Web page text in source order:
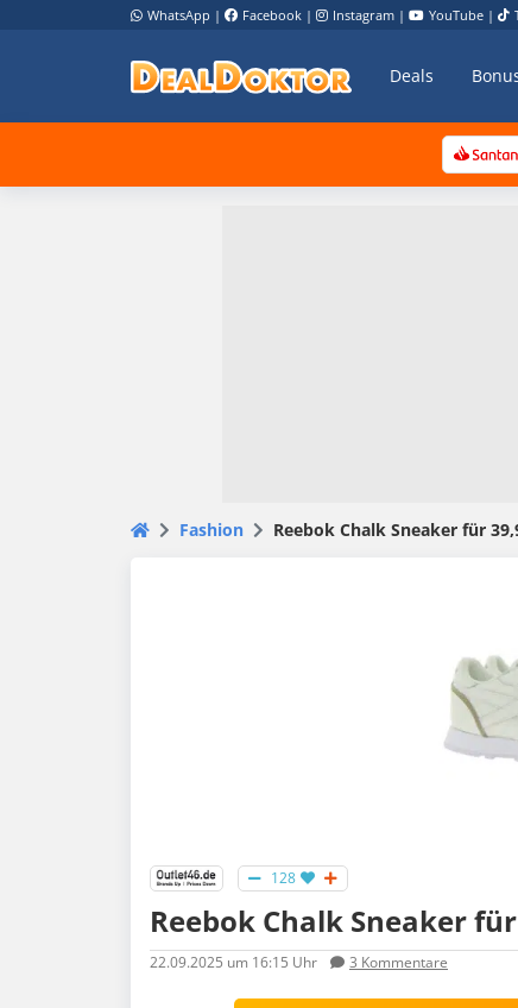
WhatsApp | Facebook | Instagram | YouTube |
Deals
Fashion Reebok Chalk Sneaker für
128
Reebok Chalk Sneaker
22.09.2025 um 16:15 Uhr 3 Kommentare